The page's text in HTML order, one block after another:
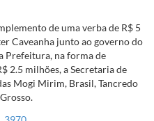
de uma verba de R$ 5
Caveanha junto ao governo do
Prefeitura, na forma de
2.5 milhões, a Secretaria de
Mogi Mirim, Brasil, Tancredo